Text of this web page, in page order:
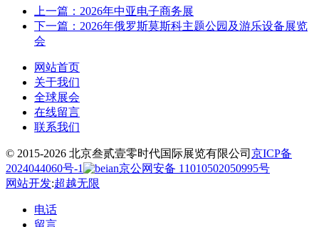
上一篇：2026年中亚电子商务展
下一篇：2026年俄罗斯莫斯科主题公园及游乐设备展览
会
网站首页
关于我们
全球展会
在线留言
联系我们
© 2015-2026 北京叁贰壹零时代国际展览有限公司 京ICP备
2024044060号-1
京公网安备 11010502050995号
网站开发:超越无限
电话